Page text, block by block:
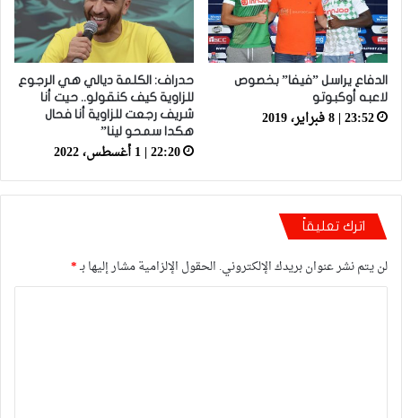
الدفاع يراسل ”فيفا” بخصوص
لاعبه أوكبوتو
23:52 | 8 فبراير، 2019
حدراف: الكلمة ديالي هي الرجوع
للزاوية كيف كنقولو.. حيت أنا
شريف رجعت للزاوية أنا فحال
هكدا سمحو لينا”
22:20 | 1 أغسطس، 2022
اترك تعليقاً
لن يتم نشر عنوان بريدك الإلكتروني. الحقول الإلزامية مشار إليها بـ*